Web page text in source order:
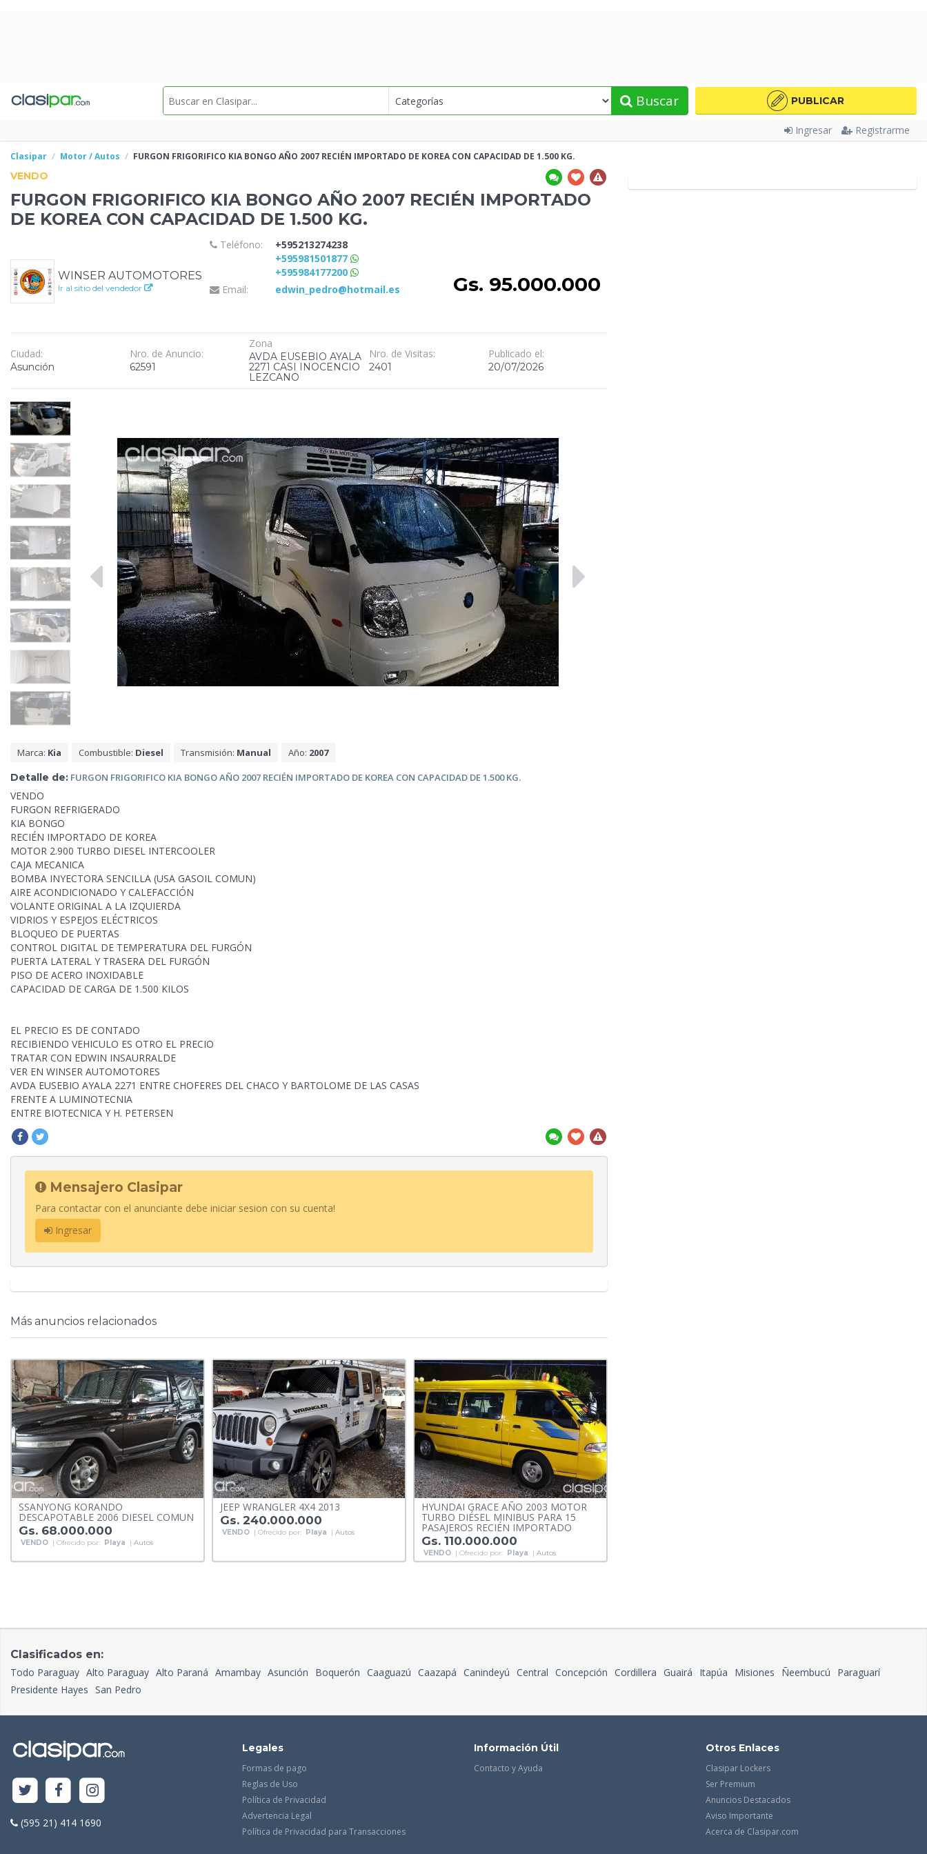
Buscar PUBLICAR
Ingresar Registrarme
Clasipar Motor / Autos FURGON FRIGORIFICO KIA BONGO AÑO 2007 RECIÉN IMPORTADO DE KOREA CON CAPACIDAD DE 1.500 KG.
VENDO
FURGON FRIGORIFICO KIA BONGO AÑO 2007 RECIÉN IMPORTADO
DE KOREA CON CAPACIDAD DE 1.500 KG.
WINSER AUTOMOTORES
Ir al sitio del vendedor
Teléfono:
+595213274238
+595981501877
+595984177200
Email:
edwin_pedro@hotmail.es Gs. 95.000.000
Ciudad:
Asunción
Nro. de Anuncio:
62591
Zona
AVDA EUSEBIO AYALA
2271 CASI INOCENCIO
LEZCANO
Nro. de Visitas:
2401
Publicado el:
20/07/2026
Marca: Kia Combustible: Diesel Transmisión: Manual Año: 2007
Detalle de: FURGON FRIGORIFICO KIA BONGO AÑO 2007 RECIÉN IMPORTADO DE KOREA CON CAPACIDAD DE 1.500 KG.
VENDO
FURGON REFRIGERADO
KIA BONGO
RECIÉN IMPORTADO DE KOREA
MOTOR 2.900 TURBO DIESEL INTERCOOLER
CAJA MECANICA
BOMBA INYECTORA SENCILLA (USA GASOIL COMUN)
AIRE ACONDICIONADO Y CALEFACCIÓN
VOLANTE ORIGINAL A LA IZQUIERDA
VIDRIOS Y ESPEJOS ELÉCTRICOS
BLOQUEO DE PUERTAS
CONTROL DIGITAL DE TEMPERATURA DEL FURGÓN
PUERTA LATERAL Y TRASERA DEL FURGÓN
PISO DE ACERO INOXIDABLE
CAPACIDAD DE CARGA DE 1.500 KILOS
EL PRECIO ES DE CONTADO
RECIBIENDO VEHICULO ES OTRO EL PRECIO
TRATAR CON EDWIN INSAURRALDE
VER EN WINSER AUTOMOTORES
AVDA EUSEBIO AYALA 2271 ENTRE CHOFERES DEL CHACO Y BARTOLOME DE LAS CASAS
FRENTE A LUMINOTECNIA
ENTRE BIOTECNICA Y H. PETERSEN
Mensajero Clasipar
Para contactar con el anunciante debe iniciar sesion con su cuenta!
Ingresar
Más anuncios relacionados
SSANYONG KORANDO
DESCAPOTABLE 2006 DIESEL COMUN
Gs. 68.000.000
VENDO | Ofrecido por: Playa | Autos
JEEP WRANGLER 4X4 2013
Gs. 240.000.000
VENDO | Ofrecido por: Playa | Autos
HYUNDAI GRACE AÑO 2003 MOTOR
TURBO DIÉSEL MINIBUS PARA 15
PASAJEROS RECIÉN IMPORTADO
Gs. 110.000.000
VENDO | Ofrecido por: Playa | Autos
Clasificados en:
Todo Paraguay Alto Paraguay Alto Paraná Amambay Asunción Boquerón Caaguazú Caazapá Canindeyú Central Concepción Cordillera Guairá Itapúa Misiones Ñeembucú
Paraguarí
Presidente Hayes San Pedro
(595 21) 414 1690
Legales
Formas de pago
Reglas de Uso
Política de Privacidad
Advertencia Legal
Política de Privacidad para Transacciones
Información Útil
Contacto y Ayuda
Otros Enlaces
Clasipar Lockers
Ser Premium
Anuncios Destacados
Aviso Importante
Acerca de Clasipar.com